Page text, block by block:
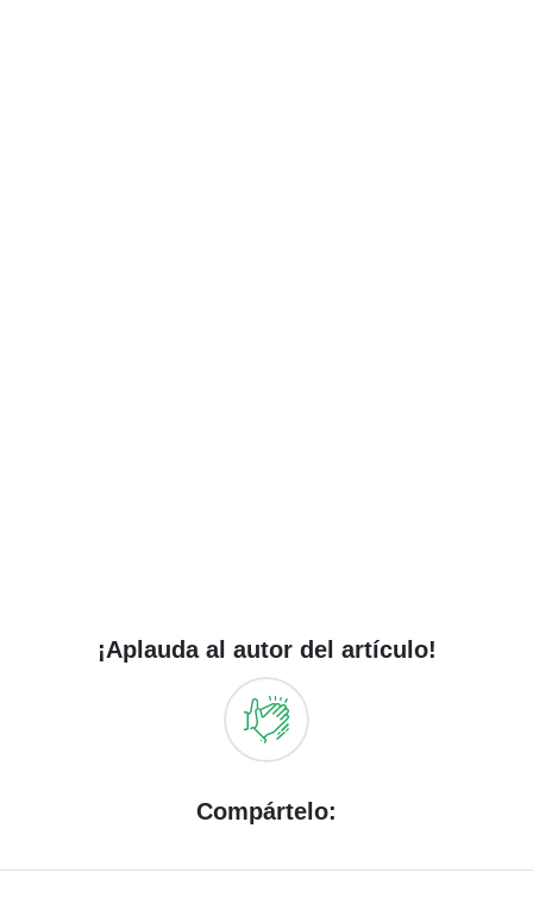
¡Aplauda al autor del artículo!
Compártelo: